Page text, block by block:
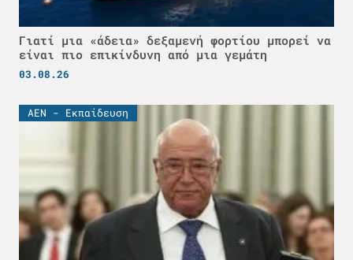
Γιατί μια «άδεια» δεξαμενή φορτίου μπορεί να
είναι πιο επικίνδυνη από μια γεμάτη
03.08.26
ΑΕΝ - Εκπαίδευση